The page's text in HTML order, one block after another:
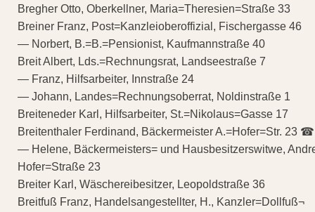
Bregher Otto, Oberkellner, Maria=Theresien=Straße 33
Breiner Franz, Post=Kanzleioberoffizial, Fischergasse 46
— Norbert, B.=B.=Pensionist, Kaufmannstraße 40
Breit Albert, Lds.=Rechnungsrat, Landseestraße 7
— Franz, Hilfsarbeiter, Innstraße 24
— Johann, Landes=Rechnungsoberrat, Noldinstraße 1
Breiteneder Karl, Hilfsarbeiter, St.=Nikolaus=Gasse 17
Breitenthaler Ferdinand, Bäckermeister A.=Hofer=Str. 23 ☎
— Helene, Bäckermeisters= und Hausbesitzerswitwe,
Hofer=Straße 23
Breiter Karl, Wäschereibesitzer, Leopoldstraße 36
Breitfuß Franz, Handelsangestellter, H., Kanzler=Dollfuß¬